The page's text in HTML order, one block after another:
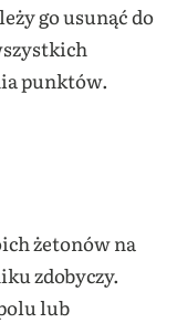
go usunąć do
punktów.
żetonów na
zdobyczy.
lub